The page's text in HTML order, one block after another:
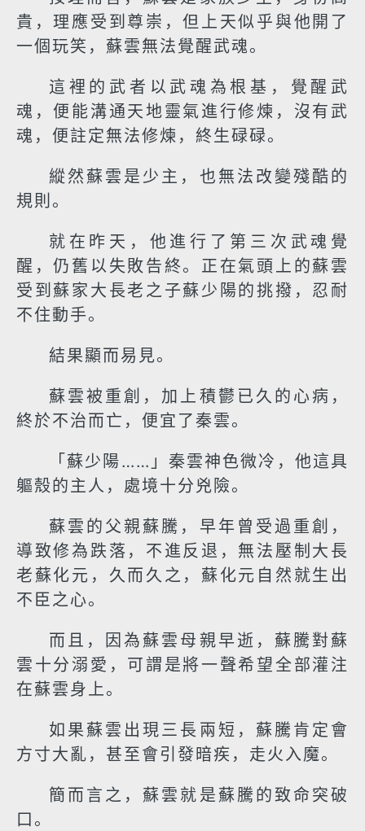
貴，理應受到尊崇，但上天似乎與他開了
一個玩笑，蘇雲無法覺醒武魂。
這裡的武者以武魂為根基，覺醒武
魂，便能溝通天地靈氣進行修煉，沒有武
魂，便註定無法修煉，終生碌碌。
縱然蘇雲是少主，也無法改變殘酷的
規則。
就在昨天，他進行了第三次武魂覺
醒，仍舊以失敗告終。正在氣頭上的蘇雲
受到蘇家大長老之子蘇少陽的挑撥，忍耐
不住動手。
結果顯而易見。
蘇雲被重創，加上積鬱已久的心病，
終於不治而亡，便宜了秦雲。
「蘇少陽……」秦雲神色微冷，他這具
軀殼的主人，處境十分兇險。
蘇雲的父親蘇騰，早年曾受過重創，
導致修為跌落，不進反退，無法壓制大長
老蘇化元，久而久之，蘇化元自然就生出
不臣之心。
而且，因為蘇雲母親早逝，蘇騰對蘇
雲十分溺愛，可謂是將一聲希望全部灌注
在蘇雲身上。
如果蘇雲出現三長兩短，蘇騰肯定會
方寸大亂，甚至會引發暗疾，走火入魔。
簡而言之，蘇雲就是蘇騰的致命突破
口。